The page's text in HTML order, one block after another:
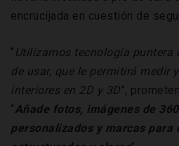
encrucijada en cuestión de
“ Utilizamos tecnología
de usar, que le permitirá medir
interiores en 2D y 3D”,
“Añade fotos, imágenes de
personalizados y marcas para